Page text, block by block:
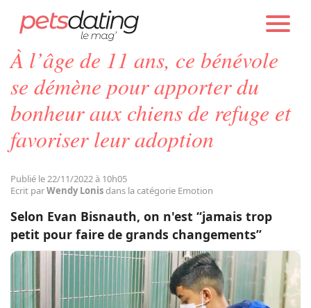
Chien
Chat
Sauvetages
PETS DATING ACTUALITÉS EMOTION
À l’âge de 11 ans, ce bénévole
se démène pour apporter du
bonheur aux chiens de refuge et
favoriser leur adoption
Publié le 22/11/2022 à 10h05
Ecrit parWendy Lonisdans la catégorie Emotion
Selon Evan Bisnauth, on n'est “jamais trop
petit pour faire de grands changements”